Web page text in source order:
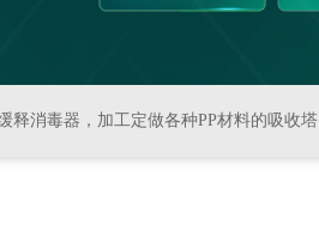
的吸收塔尾气处理，排风管道，PVC材料的杀菌，消毒等设备